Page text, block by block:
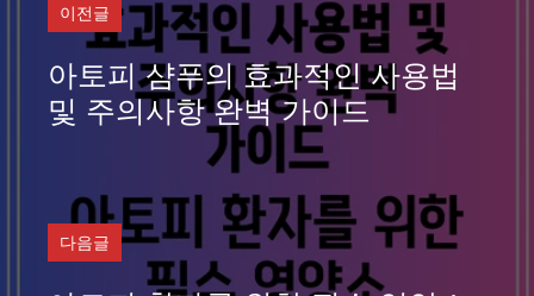
이전글
아토피 샴푸의 효과적인 사용법
및 주의사항 완벽 가이드
다음글